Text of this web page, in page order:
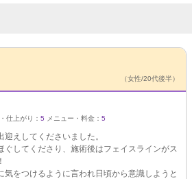
Up
（女性/20代後半）
仕上がり： 5 メニュー・料金： 5
えしてくださいました。
ぐしてくださり、施術後はフェイスラインがス
気をつけるように言われ日頃から意識しようと